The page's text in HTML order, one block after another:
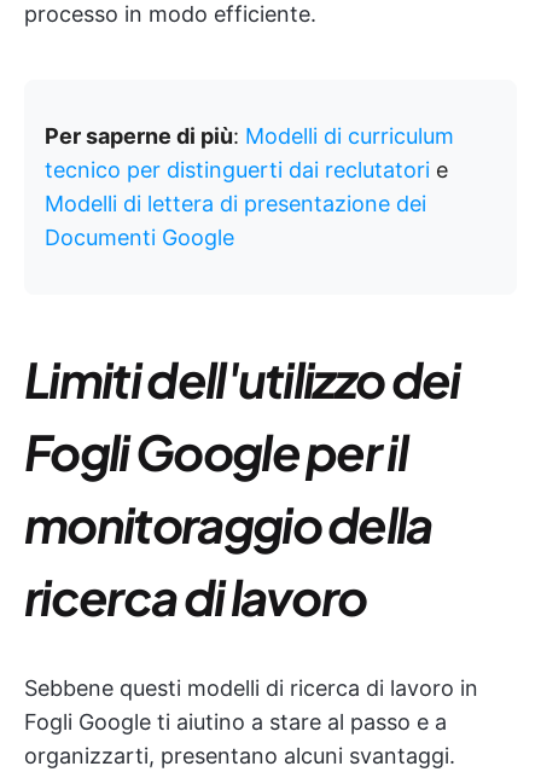
processo in modo efficiente.
Per saperne di più: Modelli di curriculum
tecnico per distinguerti dai reclutatori e
Modelli di lettera di presentazione dei
Documenti Google
Limiti dell'utilizzo dei
Fogli Google per il
monitoraggio della
ricerca di lavoro
Sebbene questi modelli di ricerca di lavoro in
Fogli Google ti aiutino a stare al passo e a
organizzarti, presentano alcuni svantaggi.